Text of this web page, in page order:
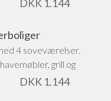
DKK 1.144
4 soveværelser.
grill og
DKK 1.144